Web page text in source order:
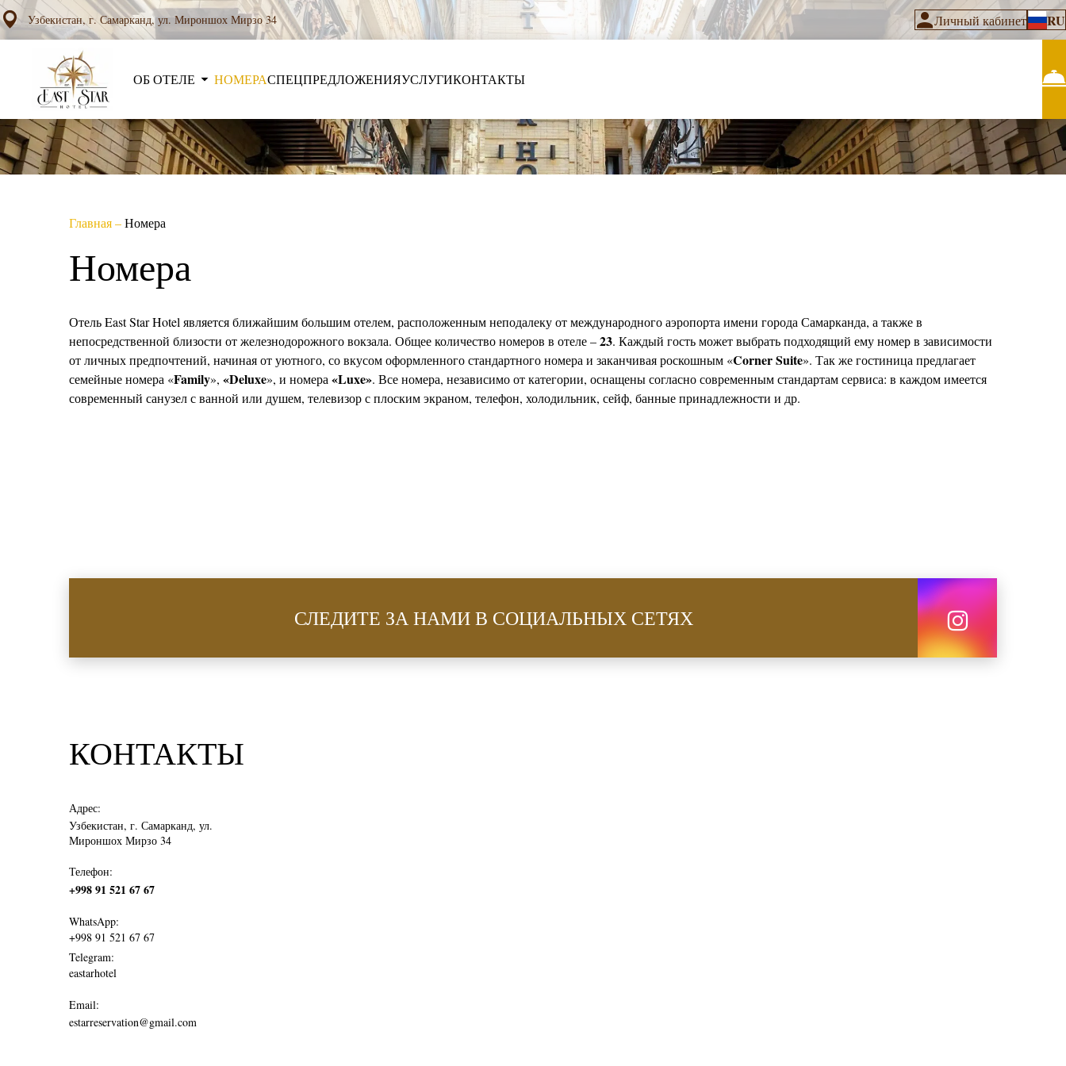
Узбекистан, г. Самарканд, ул. Мироншох Мирзо 34 Личный кабинет RU
ОБ ОТЕЛЕ НОМЕРАСПЕЦПРЕДЛОЖЕНИЯУСЛУГИКОНТАКТЫ
Главная–Номера
Номера
Отель East Star Hotel является ближайшим большим отелем, расположенным неподалеку от международного аэропорта имени города Самарканда, а также в
непосредственной близости от железнодорожного вокзала. Общее количество номеров в отеле –23. Каждый гость может выбрать подходящий ему номер в зависимости
от личных предпочтений, начиная от уютного, со вкусом оформленного стандартного номера и заканчивая роскошным «CornerSuite». Так же гостиница предлагает
семейные номера «Family», «Deluxe», и номера «Luxe». Все номера, независимо от категории, оснащены согласно современным стандартам сервиса: в каждом имеется
современный санузел с ванной или душем, телевизор с плоским экраном, телефон, холодильник, сейф, банные принадлежности и др.
СЛЕДИТЕ ЗА НАМИ В СОЦИАЛЬНЫХ СЕТЯХ
КОНТАКТЫ
Адрес:
Узбекистан, г. Самарканд, ул.
Мироншох Мирзо 34
Телефон:
+998 91 521 67 67
WhatsApp:
+998 91 521 67 67
Telegram:
eastarhotel
Email:
estarreservation@gmail.com